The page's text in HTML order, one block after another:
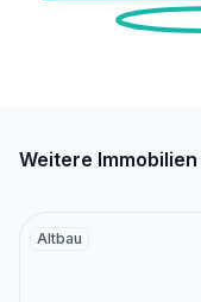
Weitere Immobilien
Altbau